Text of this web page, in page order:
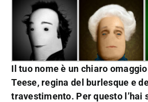
Il tuo nome è un chiaro
Teese, regina del burlesque e
travestimento. Per questo l’hai